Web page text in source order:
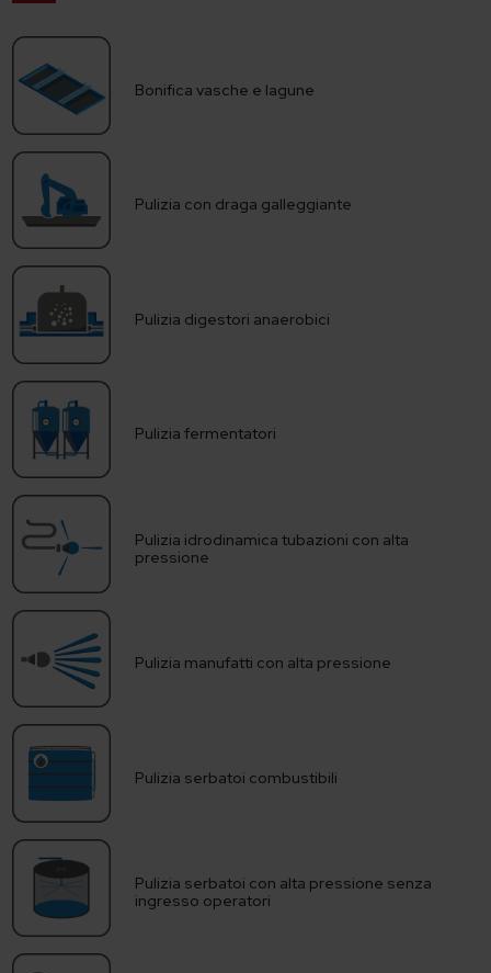
Bonifica vasche e lagune
Pulizia con draga galleggiante
Pulizia digestori anaerobici
Pulizia fermentatori
Pulizia idrodinamica tubazioni con alta
pressione
Pulizia manufatti con alta pressione
Pulizia serbatoi combustibili
Pulizia serbatoi con alta pressione senza
ingresso operatori